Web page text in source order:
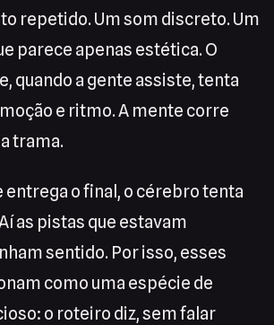
repetido. Um som discreto. Um
parece apenas estética. O
quando a gente assiste, tenta
e ritmo. A mente corre
trama.
entrega o final, o cérebro tenta
as pistas que estavam
sentido. Por isso, esses
como uma espécie de
o roteiro diz, sem falar